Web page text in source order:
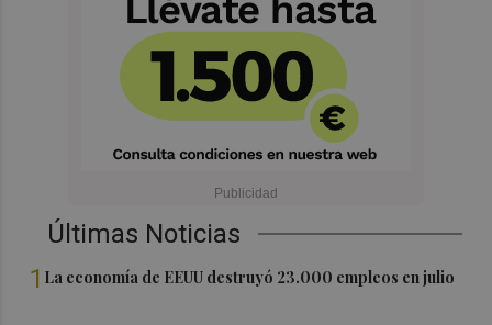
Últimas Noticias
1 La economía de EEUU destruyó 23.000 empleos en julio